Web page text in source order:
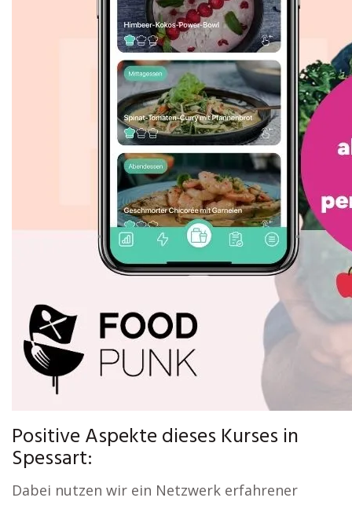
Positive Aspekte dieses Kurses in
Spessart:
Dabei nutzen wir ein Netzwerk erfahrener